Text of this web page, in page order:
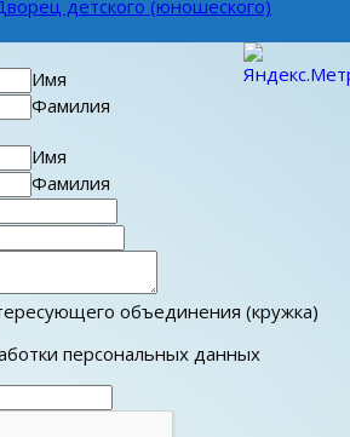
детского (юношеского)
Имя
Фамилия
Имя
Фамилия
объединения (кружка)
персональных данных